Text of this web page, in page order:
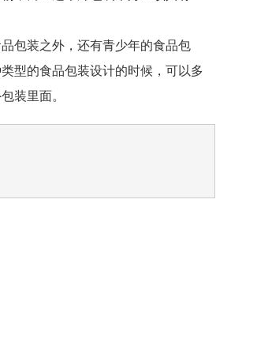
包装之外，还有青少年的食品包
型的食品包装设计的时候，可以多
装里面。